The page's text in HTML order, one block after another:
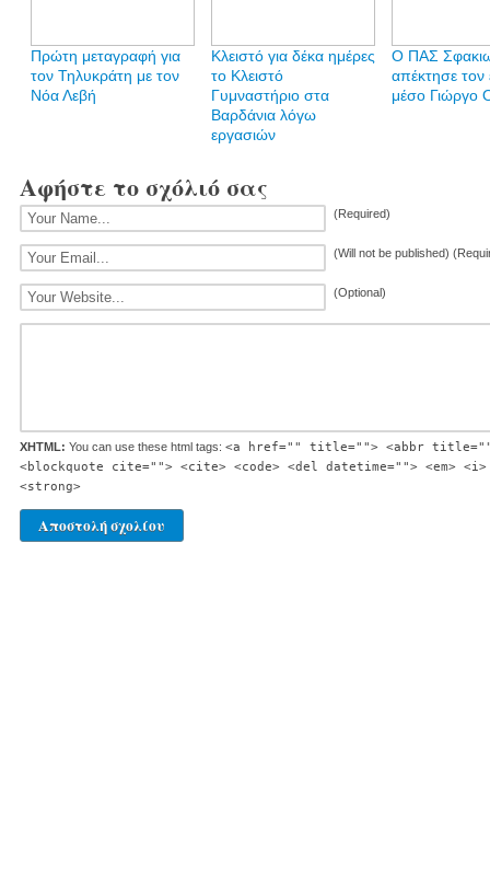
Πρώτη μεταγραφή για
τον Τηλυκράτη με τον
Νόα Λεβή
Κλειστό για δέκα ημέρες
το Κλειστό
Γυμναστήριο στα
Βαρδάνια λόγω
εργασιών
Ο ΠΑΣ
απέκτησε τον
μέσο Γιώργο
Αφήστε το σχόλιό σας
(Required)
(Will not be published)
(Optional)
XHTML: You can use these html tags: <a href="" title=""> <abbr
<blockquote cite=""> <cite> <code> <del datetime=""> <em>
<strong>